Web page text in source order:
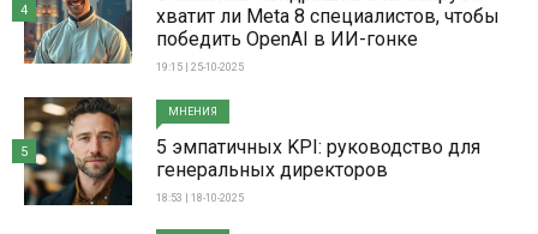
хватит ли Meta 8 специалистов, чтобы
победить OpenAI в ИИ-гонке
19:15 | 25-10-2025
4
МНЕНИЯ
5 эмпатичных KPI: руководство для
генеральных директоров
18:53 | 18-10-2025
5